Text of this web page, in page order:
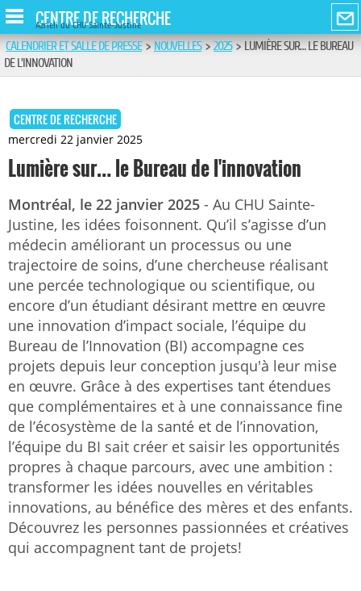
CENTRE DE RECHERCHE
Azrieli du CHU Sainte-Justine
CALENDRIER ET SALLE DE PRESSE>NOUVELLES>2025>LUMIÈRE SUR… LE BUREAU
DE L'INNOVATION
CENTRE DE RECHERCHE
mercredi 22 janvier 2025
Lumière sur… le Bureau de l'innovation
Montréal, le 22 janvier 2025 - Au CHU Sainte-
Justine, les idées foisonnent. Qu’il s’agisse d’un
médecin améliorant un processus ou une
trajectoire de soins, d’une chercheuse réalisant
une percée technologique ou scientifique, ou
encore d’un étudiant désirant mettre en œuvre
une innovation d’impact sociale, l’équipe du
Bureau de l’Innovation (BI) accompagne ces
projets depuis leur conception jusqu'à leur mise
en œuvre. Grâce à des expertises tant étendues
que complémentaires et à une connaissance fine
de l’écosystème de la santé et de l’innovation,
l’équipe du BI sait créer et saisir les opportunités
propres à chaque parcours, avec une ambition :
transformer les idées nouvelles en véritables
innovations, au bénéfice des mères et des enfants.
Découvrez les personnes passionnées et créatives
qui accompagnent tant de projets!